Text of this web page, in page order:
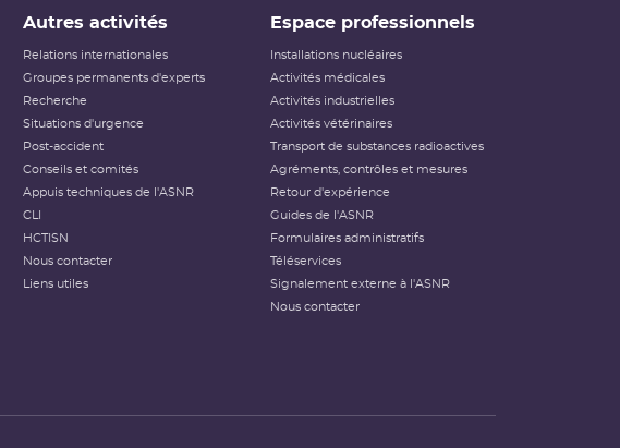
Autres activités
Relations internationales
Groupes permanents d'experts
Recherche
Situations d'urgence
Post-accident
Conseils et comités
Appuis techniques de l'ASNR
CLI
HCTISN
Nous contacter
Liens utiles
Espace professionnels
Installations nucléaires
Activités médicales
Activités industrielles
Activités vétérinaires
Transport de substances radioactives
Agréments, contrôles et mesures
Retour d'expérience
Guides de l'ASNR
Formulaires administratifs
Téléservices
Signalement externe à l'ASNR
Nous contacter